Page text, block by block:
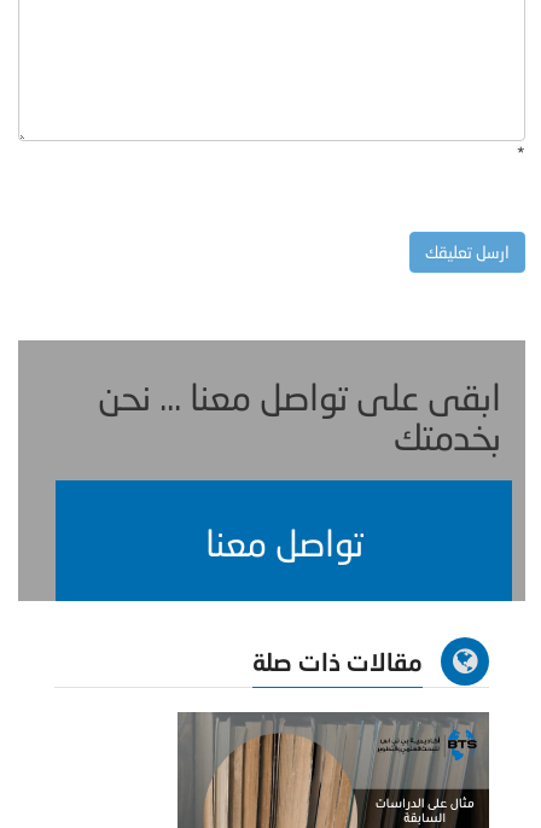
*
ابقى على تواصل معنا ... نحن
بخدمتك
تواصل معنا
مقالات ذات صلة